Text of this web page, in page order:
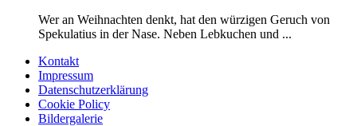
Wer an Weihnachten denkt, hat den würzigen Geruch von
Spekulatius in der Nase. Neben Lebkuchen und ...
Kontakt
Impressum
Datenschutzerklärung
Cookie Policy
Bildergalerie